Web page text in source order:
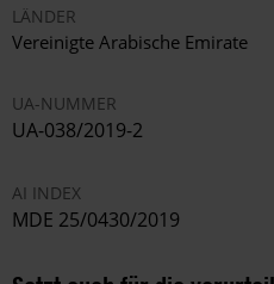
LÄNDER
Vereinigte Arabische Emirate
UA-NUMMER
UA-038/2019-2
AI INDEX
MDE 25/0430/2019